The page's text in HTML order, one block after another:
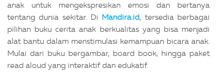
anak untuk mengekspresikan emosi dan bertanya
tentang dunia sekitar. Di Mandira.id, tersedia berbagai
pilihan buku cerita anak berkualitas yang bisa menjadi
alat bantu dalam menstimulasi kemampuan bicara anak.
Mulai dari buku bergambar, board book, hingga paket
read aloud yang interaktif dan edukatif.